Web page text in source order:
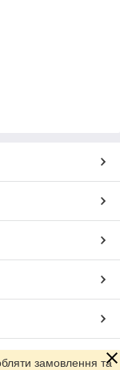
замовлення та